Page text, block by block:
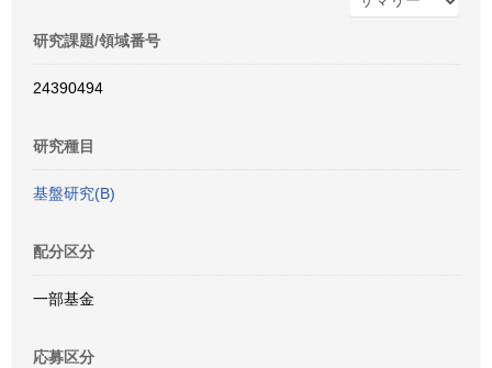
研究課題/領域番号
24390494
研究種目
基盤研究(B)
配分区分
一部基金
応募区分